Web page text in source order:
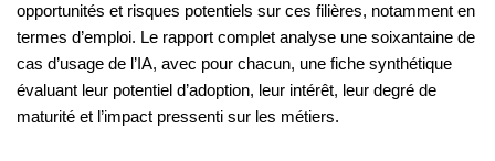
opportunités et risques potentiels sur ces filières, notamment en
termes d’emploi. Le rapport complet analyse une soixantaine de
cas d’usage de l’IA, avec pour chacun, une fiche synthétique
évaluant leur potentiel d’adoption, leur intérêt, leur degré de
maturité et l’impact pressenti sur les métiers.